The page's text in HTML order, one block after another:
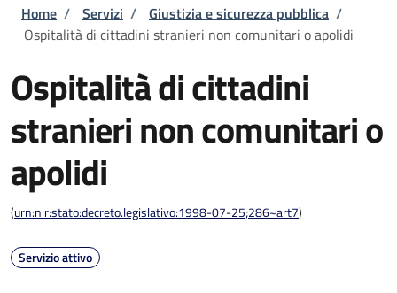
Briciole di pane
Home / Servizi / Giustizia e sicurezza pubblica /
Ospitalità di cittadini stranieri non comunitari o apolidi
Ospitalità di cittadini
stranieri non comunitari o
apolidi
(urn:nir:stato:decreto.legislativo:1998-07-25;286~art7)
Servizio attivo